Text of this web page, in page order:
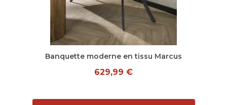
Aperçu rapide
Banquette moderne en tissu Marcus
629,99 €